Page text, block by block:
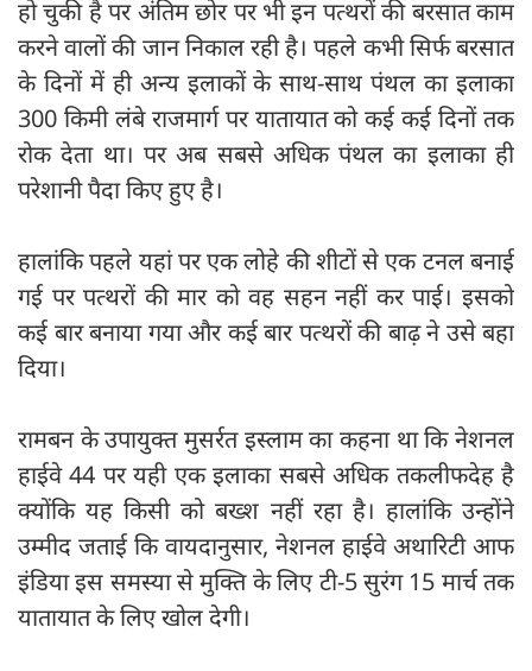
हो चुकी है पर अंतिम छोर पर भी इन पत्थरों की बरसात काम
करने वालों की जान निकाल रही है। पहले कभी सिर्फ बरसात
के दिनों में ही अन्य इलाकों के साथ-साथ पंथल का इलाका
300 किमी लंबे राजमार्ग पर यातायात को कई कई दिनों तक
रोक देता था। पर अब सबसे अधिक पंथल का इलाका ही
परेशानी पैदा किए हुए है।
हालांकि पहले यहां पर एक लोहे की शीटों से एक टनल बनाई
गई पर पत्थरों की मार को वह सहन नहीं कर पाई। इसको
कई बार बनाया गया और कई बार पत्थरों की बाढ़ ने उसे बहा
दिया।
रामबन के उपायुक्त मुसर्रत इस्लाम का कहना था कि नेशनल
हाईवे 44 पर यही एक इलाका सबसे अधिक तकलीफदेह है
क्योंकि यह किसी को बख्श नहीं रहा है। हालांकि उन्होंने
उम्मीद जताई कि वायदानुसार, नेशनल हाईवे अथारिटी आफ
इंडिया इस समस्या से मुक्ति के लिए टी-5 सुरंग 15 मार्च तक
यातायात के लिए खोल देगी।